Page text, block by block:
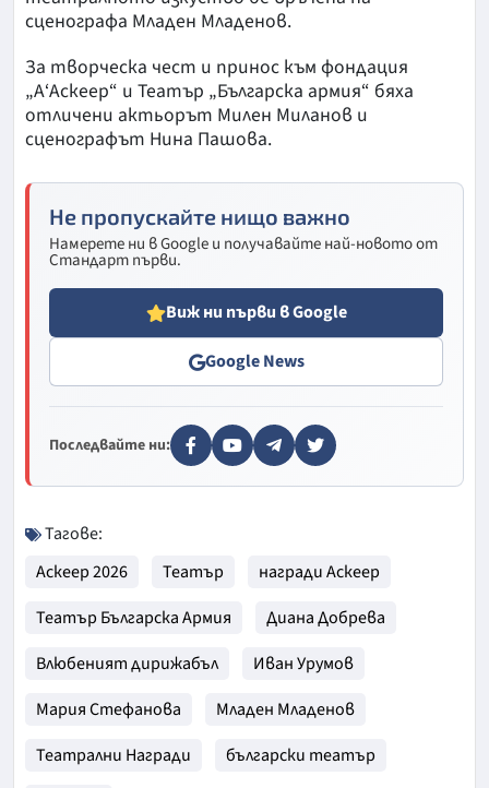
сценографа Младен Младенов.
За творческа чест и принос към фондация
„А‘Аскеер“ и Театър „Българска армия“ бяха
отличени актьорът Милен Миланов и
сценографът Нина Пашова.
Не пропускайте нищо важно
Намерете ни в Google и получавайте най-новото от
Стандарт първи.
Виж ни първи в Google
Google News
Последвайте ни:
Тагове:
Аскеер 2026
Театър
награди Аскеер
Театър Българска Армия
Диана Добрева
Влюбеният дирижабъл
Иван Урумов
Мария Стефанова
Младен Младенов
Театрални Награди
български театър